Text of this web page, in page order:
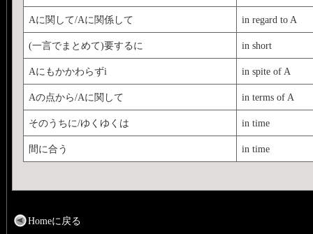
Aに関して/Aに関係して in regard to A
(一言でまとめて)要するに in short
Aにもかかわらずi in spite of A
Aの点から/Aに関して in terms of A
そのうちに/ゆくゆくは in time
間に合う in time
Homeに戻る